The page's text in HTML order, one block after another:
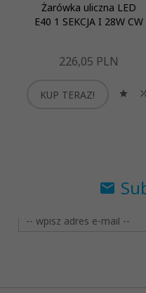
Żarówka uliczna LED
E40 1 SEKCJA I 28W CW
226,05 PLN
KUP TERAZ!